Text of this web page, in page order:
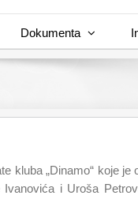
Dokumenta
kluba „Dinamo“ koje
i Uroša